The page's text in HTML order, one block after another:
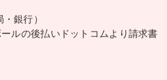
銀行）
ルの後払いドットコムより請求書